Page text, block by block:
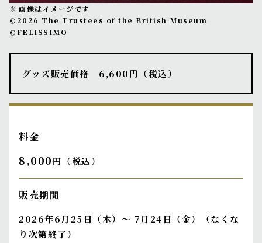
画像はイメージです
©2026 The Trustees of the British Museum
©FELISSIMO
グッズ販売価格 6,600円（税込）
料金
8,000円（税込）
販売期間
2026年6月25日（木）～ 7月24日（金）（なくな
り次第終了）